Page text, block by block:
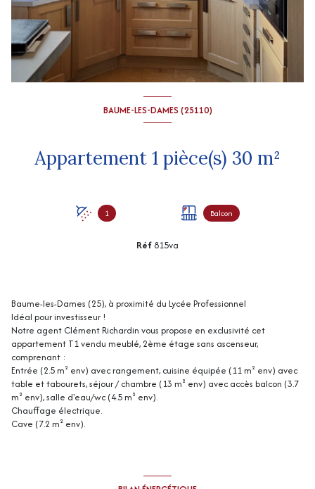
BAUME-LES-DAMES (25110)
Appartement 1 pièce(s) 30 m²
1 Balcon
Réf 815va
Baume-les-Dames (25), à proximité du Lycée Professionnel
Idéal pour investisseur !
Notre agent Clément Richardin vous propose en exclusivité cet
appartement T1 vendu meublé, 2ème étage sans ascenseur,
comprenant :
Entrée (2.5 m² env) avec rangement, cuisine équipée (11 m² env) avec
table et tabourets, séjour / chambre (13 m² env) avec accès balcon (3.7
m² env), salle d'eau/wc (4.5 m² env).
Chauffage électrique.
Cave (7.2 m² env).